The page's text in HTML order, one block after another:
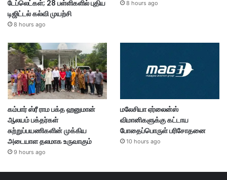
டேப்லெட்கள்; 28 பள்ளிகளில் புதிய
டிஜிட்டல் கல்வி முயற்சி
8 hours ago
8 hours ago
கம்பார் ஸ்ரீ ராம பக்த ஹனுமான்
ஆலயம் பக்தர்கள்
சுற்றுப்பயணிகளின் முக்கிய
அடையாள தலமாக உருவாகும்
9 hours ago
மலேசியா ஏர்லைன்ஸ்
விமானிகளுக்கு கட்டாய
போதைப்பொருள் பரிசோதனை
10 hours ago